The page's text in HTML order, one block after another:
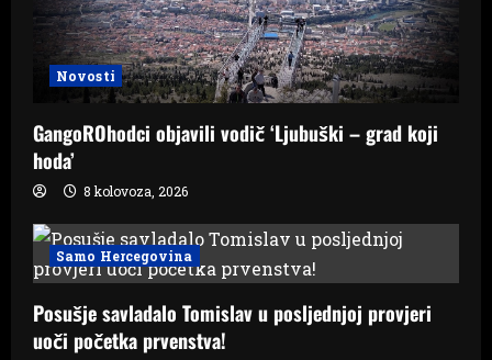
Novosti
GangoROhodci objavili vodič ‘Ljubuški – grad koji
hoda’
8 kolovoza, 2026
Samo Hercegovina
Posušje savladalo Tomislav u posljednjoj provjeri
uoči početka prvenstva!